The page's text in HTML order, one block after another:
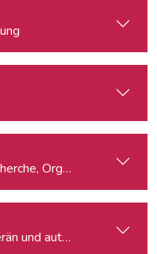
Organisation &
und authentisch